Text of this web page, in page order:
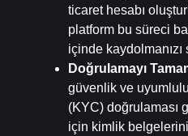
ticaret hesabı
platform bu süreci
içinde kaydolmanızı
Doğrulamayı
güvenlik ve
(KYC) doğrulaması
için kimlik